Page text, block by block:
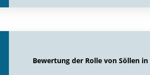
Bewertung der Rolle von Söllen